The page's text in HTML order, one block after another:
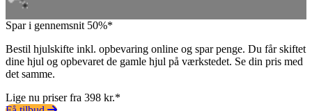
Spar i gennemsnit 50%*
Bestil hjulskifte inkl. opbevaring online og spar penge. Du får skiftet
dine hjul og opbevaret de gamle hjul på værkstedet. Se din pris med
det samme.
Lige nu priser fra 398 kr.*